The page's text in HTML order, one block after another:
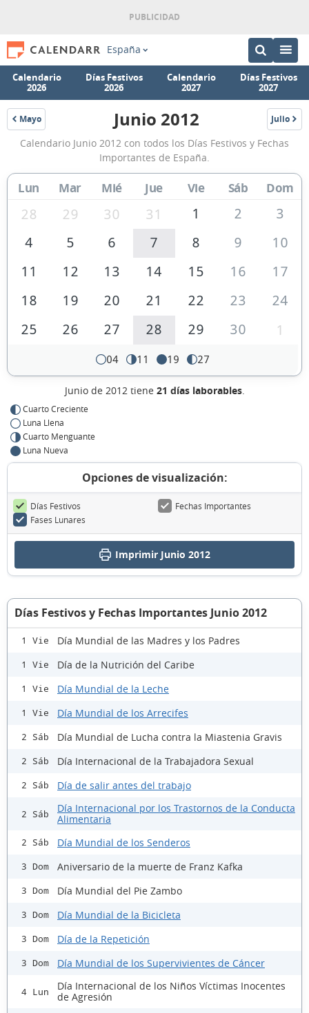
España
Calendario
2026
Días Festivos
2026
Calendario
2027
Días Festivos
2027
Mayo
2012
Calendario
Junio
2012
de
España
Junio 2012 Julio
2012
Calendario Junio 2012 con todos los Días Festivos y Fechas
Importantes de España.
Lun Mar Mié Jue Vie Sáb Dom
28 29 30 31 1 2
3
4
5 6 7 8 9
10
11
12 13 14 15 16
17
18
19 20 21 22 23
24
25
26 27 28 29 30 1
04 11 19 27
Junio de 2012 tiene 21 días laborables.
Cuarto Creciente
Luna Llena
Cuarto Menguante
Luna Nueva
Opciones de visualización:
Días Festivos
Fechas Importantes
Fases Lunares
Imprimir Junio 2012
Días Festivos y Fechas Importantes Junio 2012
1 Vie Día Mundial de las Madres y los Padres
1 Vie Día de la Nutrición del Caribe
1 Vie Día Mundial de la Leche
1 Vie Día Mundial de los Arrecifes
2 Sáb Día Mundial de Lucha contra la Miastenia Gravis
2 Sáb Día Internacional de la Trabajadora Sexual
2 Sáb Día de salir antes del trabajo
2 Sáb
Día Internacional por los Trastornos de la Conducta
Alimentaria
2 Sáb Día Mundial de los Senderos
3 Dom Aniversario de la muerte de Franz Kafka
3 Dom Día Mundial del Pie Zambo
3 Dom Día Mundial de la Bicicleta
3 Dom Día de la Repetición
3 Dom Día Mundial de los Supervivientes de Cáncer
4 Lun
Día Internacional de los Niños Víctimas Inocentes
de Agresión